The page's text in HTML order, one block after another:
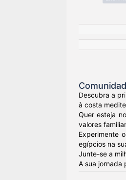
Descubra a
à costa
Quer esteja
valores
Experimente
egípcios na
Junte-se a
A sua jornada